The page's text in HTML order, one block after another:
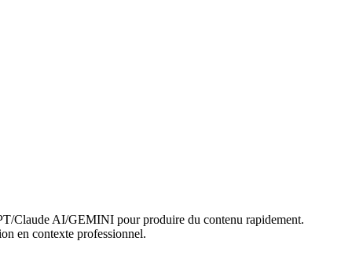
Claude AI/GEMINI pour produire du contenu rapidement.
en contexte professionnel.